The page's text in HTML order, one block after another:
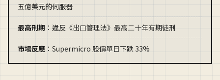
五億美元的伺服器
最高刑期 ：違反《出口管理法》最高二十年有期徒刑
市場反應 ：Supermicro 股價單日下跌 33%